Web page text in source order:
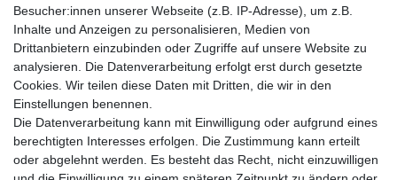
Barrierefreiheit
Anleitungen
Vertrag widerrufen
PARTNER
DHL
GLS
Besucher:innen unserer Webseite (z.B. IP-Adresse), um z.B.
Inhalte und Anzeigen zu personalisieren, Medien von
Drittanbietern einzubinden oder Zugriffe auf unsere Website zu
analysieren. Die Datenverarbeitung erfolgt erst durch gesetzte
Cookies. Wir teilen diese Daten mit Dritten, die wir in den
Einstellungen benennen.
Die Datenverarbeitung kann mit Einwilligung oder aufgrund eines
berechtigten Interesses erfolgen. Die Zustimmung kann erteilt
oder abgelehnt werden. Es besteht das Recht, nicht einzuwilligen